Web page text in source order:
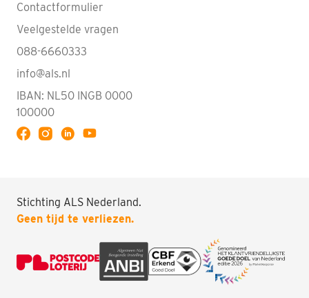
Doneren
Zoeken
Contactformulier
Veelgestelde vragen
088-6660333
info@als.nl
IBAN: NL50 INGB 0000
100000
Stichting ALS Nederland.
Geen tijd te verliezen.